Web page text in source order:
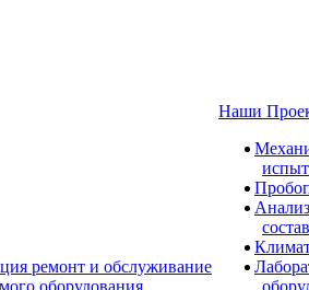
ремонт и обслуживание
оборудования
Наши